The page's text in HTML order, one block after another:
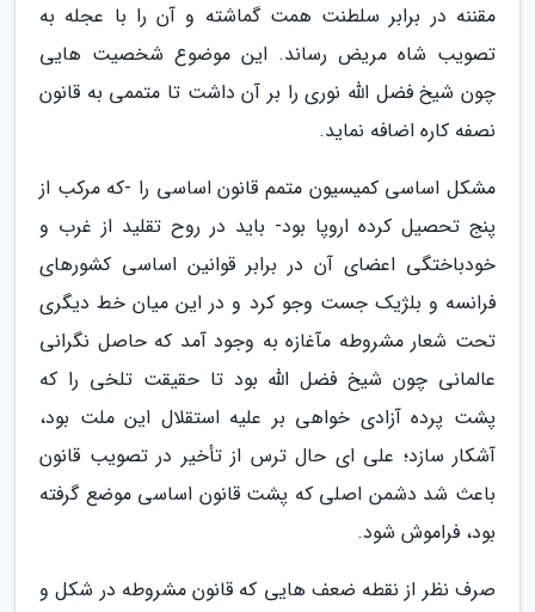
مقننه در برابر سلطنت همت گماشته و آن را با عجله به
تصویب شاه مریض رساند. این موضوع شخصیت هایی
چون شیخ فضل الله نوری را بر آن داشت تا متممی به قانون
نصفه کاره اضافه نماید.
مشکل اساسی کمیسیون متمم قانون اساسی را -که مرکب از
پنج تحصیل کرده اروپا بود- باید در روح تقلید از غرب و
خودباختگی اعضای آن در برابر قوانین اساسی کشورهای
فرانسه و بلژیک جست وجو کرد و در این میان خط دیگری
تحت شعار مشروطه مآغازه به وجود آمد که حاصل نگرانی
عالمانی چون شیخ فضل الله بود تا حقیقت تلخی را که
پشت پرده آزادی خواهی بر علیه استقلال این ملت بود،
آشکار سازد؛ علی ای حال ترس از تأخیر در تصویب قانون
باعث شد دشمن اصلی که پشت قانون اساسی موضع گرفته
بود، فراموش شود.
صرف نظر از نقطه ضعف هایی که قانون مشروطه در شکل و